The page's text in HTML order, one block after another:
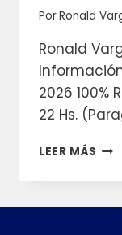
PorRonald
Ronald
2026 100%
22 Hs.
LEER MÁS